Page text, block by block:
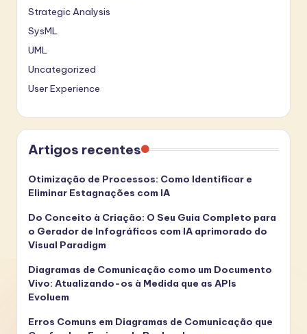
Strategic Analysis
SysML
UML
Uncategorized
User Experience
Artigos recentes
Otimização de Processos: Como Identificar e
Eliminar Estagnações com IA
Do Conceito à Criação: O Seu Guia Completo para
o Gerador de Infográficos com IA aprimorado do
Visual Paradigm
Diagramas de Comunicação como um Documento
Vivo: Atualizando-os à Medida que as APIs
Evoluem
Erros Comuns em Diagramas de Comunicação que